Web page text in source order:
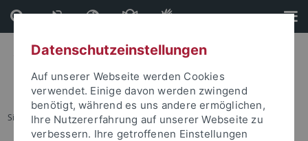
Direkt
zum
Inhalt
Direkt
zur
Fußleiste
Sie sind hier: Startseite
Datenschutzeinstellungen
Auf unserer Webseite werden Cookies
verwendet. Einige davon werden zwingend
benötigt, während es uns andere ermöglichen,
Ihre Nutzererfahrung auf unserer Webseite zu
verbessern. Ihre getroffenen Einstellungen